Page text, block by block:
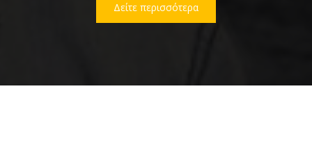
Δείτε περισσότερα